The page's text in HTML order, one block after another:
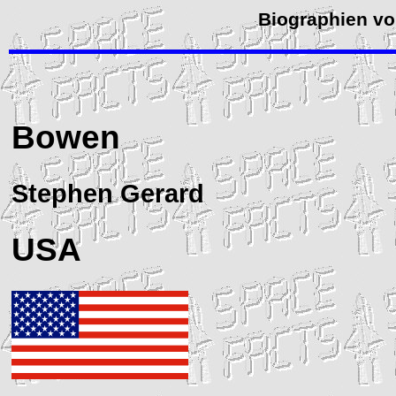
Biographien
Bowen
Stephen Gerard
USA